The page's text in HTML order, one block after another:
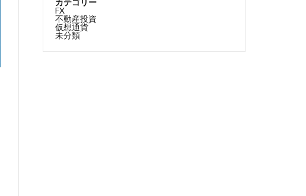
カテゴリー
FX
不動産投資
仮想通貨
未分類